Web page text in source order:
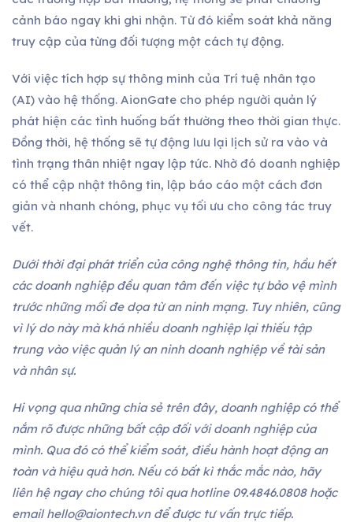
cảnh báo ngay khi ghi nhận. Từ đó kiểm soát khả năng
truy cập của từng đối tượng một cách tự động.
Với việc tích hợp sự thông minh của Trí tuệ nhân tạo
(AI) vào hệ thống. AionGate cho phép người quản lý
phát hiện các tình huống bất thường theo thời gian thực.
Đồng thời, hệ thống sẽ tự động lưu lại lịch sử ra vào và
tình trạng thân nhiệt ngay lập tức. Nhờ đó doanh nghiệp
có thể cập nhật thông tin, lập báo cáo một cách đơn
giản và nhanh chóng, phục vụ tối ưu cho công tác truy
vết.
Dưới thời đại phát triển của công nghệ thông tin, hầu hết
các doanh nghiệp đều quan tâm đến việc tự bảo vệ mình
trước những mối đe dọa từ an ninh mạng. Tuy nhiên, cũng
vì lý do này mà khá nhiều doanh nghiệp lại thiếu tập
trung vào việc quản lý an ninh doanh nghiệp về tài sản
và nhân sự.
Hi vọng qua những chia sẻ trên đây, doanh nghiệp có thể
nắm rõ được những bất cập đối với doanh nghiệp của
mình. Qua đó có thể kiểm soát, điều hành hoạt động an
toàn và hiệu quả hơn. Nếu có bất kì thắc mắc nào, hãy
liên hệ ngay cho chúng tôi qua hotline 09.4846.0808 hoặc
email hello@aiontech.vn để được tư vấn trực tiếp.